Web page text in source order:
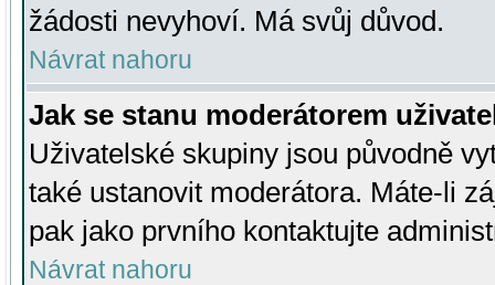
žádosti nevyhoví. Má svůj důvod.
Návrat nahoru
Jak se stanu moderátorem
Uživatelské skupiny jsou původně
také ustanovit moderátora. Máte-li
pak jako prvního kontaktujte
Návrat nahoru